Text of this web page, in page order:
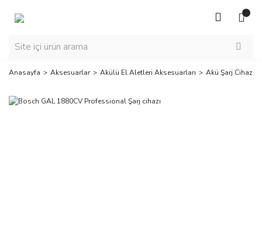
Anasayfa Aksesuarlar Akülü El Aletleri Aksesuarları Akü Şarj